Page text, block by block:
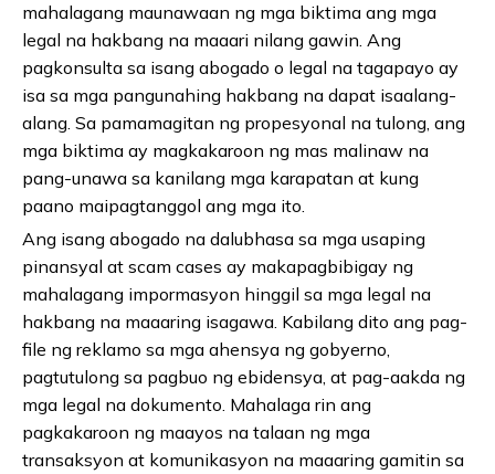
mahalagang maunawaan ng mga biktima ang mga
legal na hakbang na maaari nilang gawin. Ang
pagkonsulta sa isang abogado o legal na tagapayo ay
isa sa mga pangunahing hakbang na dapat isaalang-
alang. Sa pamamagitan ng propesyonal na tulong, ang
mga biktima ay magkakaroon ng mas malinaw na
pang-unawa sa kanilang mga karapatan at kung
paano maipagtanggol ang mga ito.
Ang isang abogado na dalubhasa sa mga usaping
pinansyal at scam cases ay makapagbibigay ng
mahalagang impormasyon hinggil sa mga legal na
hakbang na maaaring isagawa. Kabilang dito ang pag-
file ng reklamo sa mga ahensya ng gobyerno,
pagtutulong sa pagbuo ng ebidensya, at pag-aakda ng
mga legal na dokumento. Mahalaga rin ang
pagkakaroon ng maayos na talaan ng mga
transaksyon at komunikasyon na maaaring gamitin sa